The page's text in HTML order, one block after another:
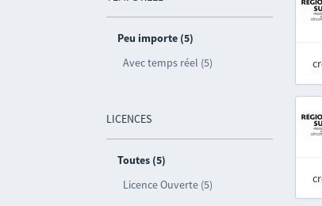
Peu importe (5)
Avec temps réel (5)
LICENCES
Toutes (5)
Licence Ouverte (5)